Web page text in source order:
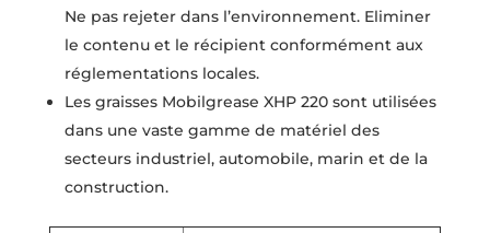
Ne pas rejeter dans l’environnement. Eliminer
le contenu et le récipient conformément aux
réglementations locales.
Les graisses Mobilgrease XHP 220 sont utilisées
dans une vaste gamme de matériel des
secteurs industriel, automobile, marin et de la
construction.